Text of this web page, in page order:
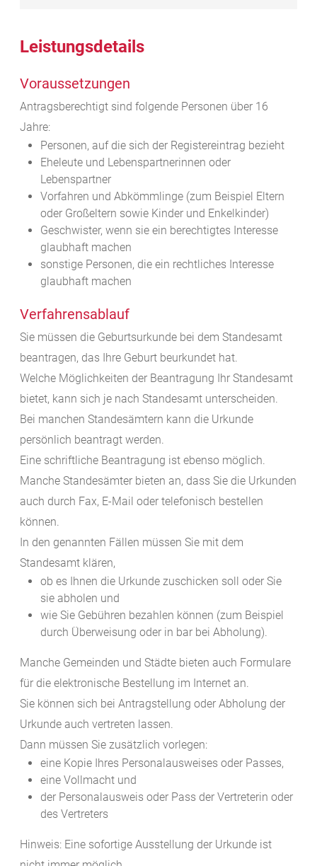
Leistungsdetails
Voraussetzungen
Antragsberechtigt sind folgende Personen über 16
Jahre:
Personen, auf die sich der Registereintrag bezieht
Eheleute und Lebenspartnerinnen oder
Lebenspartner
Vorfahren und Abkömmlinge (zum Beispiel Eltern
oder Großeltern sowie Kinder und Enkelkinder)
Geschwister, wenn sie ein berechtigtes Interesse
glaubhaft machen
sonstige Personen, die ein rechtliches Interesse
glaubhaft machen
Verfahrensablauf
Sie müssen die Geburtsurkunde bei dem Standesamt
beantragen, das Ihre Geburt beurkundet hat.
Welche Möglichkeiten der Beantragung Ihr Standesamt
bietet, kann sich je nach Standesamt unterscheiden.
Bei manchen Standesämtern kann die Urkunde
persönlich beantragt werden.
Eine schriftliche Beantragung ist ebenso möglich.
Manche Standesämter bieten an, dass Sie die Urkunden
auch durch Fax, E-Mail oder telefonisch bestellen
können.
In den genannten Fällen müssen Sie mit dem
Standesamt klären,
ob es Ihnen die Urkunde zuschicken soll oder Sie
sie abholen und
wie Sie Gebühren bezahlen können (zum Beispiel
durch Überweisung oder in bar bei Abholung).
Manche Gemeinden und Städte bieten auch Formulare
für die elektronische Bestellung im Internet an.
Sie können sich bei Antragstellung oder Abholung der
Urkunde auch vertreten lassen.
Dann müssen Sie zusätzlich vorlegen:
eine Kopie Ihres Personalausweises oder Passes,
eine Vollmacht und
der Personalausweis oder Pass der Vertreterin oder
des Vertreters
Hinweis: Eine sofortige Ausstellung der Urkunde ist